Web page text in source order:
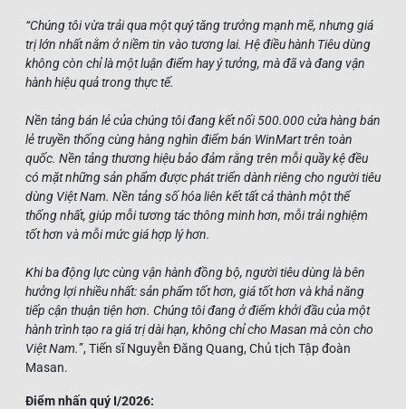
“Chúng tôi vừa trải qua một quý tăng trưởng mạnh mẽ, nhưng giá
trị lớn nhất nằm ở niềm tin vào tương lai. Hệ điều hành Tiêu dùng
không còn chỉ là một luận điểm hay ý tưởng, mà đã và đang vận
hành hiệu quả trong thực tế.
Nền tảng bán lẻ của chúng tôi đang kết nối 500.000 cửa hàng bán
lẻ truyền thống cùng hàng nghìn điểm bán WinMart trên toàn
quốc. Nền tảng thương hiệu bảo đảm rằng trên mỗi quầy kệ đều
có mặt những sản phẩm được phát triển dành riêng cho người tiêu
dùng Việt Nam. Nền tảng số hóa liên kết tất cả thành một thể
thống nhất, giúp mỗi tương tác thông minh hơn, mỗi trải nghiệm
tốt hơn và mỗi mức giá hợp lý hơn.
Khi ba động lực cùng vận hành đồng bộ, người tiêu dùng là bên
hưởng lợi nhiều nhất: sản phẩm tốt hơn, giá tốt hơn và khả năng
tiếp cận thuận tiện hơn. Chúng tôi đang ở điểm khởi đầu của một
hành trình tạo ra giá trị dài hạn, không chỉ cho Masan mà còn cho
Việt Nam.”, Tiến sĩ Nguyễn Đăng Quang, Chủ tịch Tập đoàn
Masan.
Điểm nhấn quý I/2026: